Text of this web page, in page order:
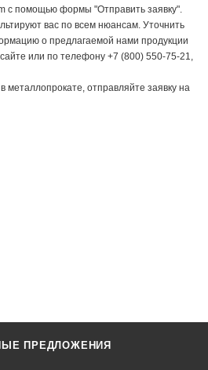
с помощью формы "Отправить заявку".
вас по всем нюансам. Уточнить
о предлагаемой нами продукции
или по телефону +7 (800) 550-75-21,
металлопрокате, отправляйте заявку на
ПРЕДЛОЖЕНИЯ